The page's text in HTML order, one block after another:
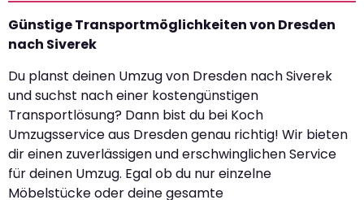
Günstige Transportmöglichkeiten von Dresden
nach Siverek
Du planst deinen Umzug von Dresden nach Siverek
und suchst nach einer kostengünstigen
Transportlösung? Dann bist du bei Koch
Umzugsservice aus Dresden genau richtig! Wir bieten
dir einen zuverlässigen und erschwinglichen Service
für deinen Umzug. Egal ob du nur einzelne
Möbelstücke oder deine gesamte